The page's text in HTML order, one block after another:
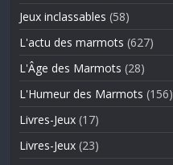
Jeux inclassables (58)
L'actu des marmots (627)
L'Âge des Marmots (28)
L'Humeur des Marmots (156)
Livres-Jeux (17)
Livres-Jeux (23)